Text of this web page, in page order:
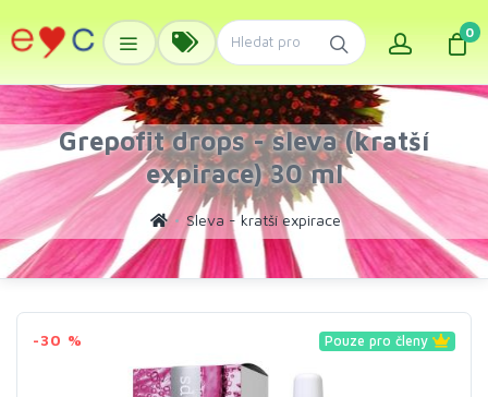
0
Grepofit drops - sleva (kratší
expirace) 30 ml
Sleva - kratší expirace
-30 % Pouze pro členy